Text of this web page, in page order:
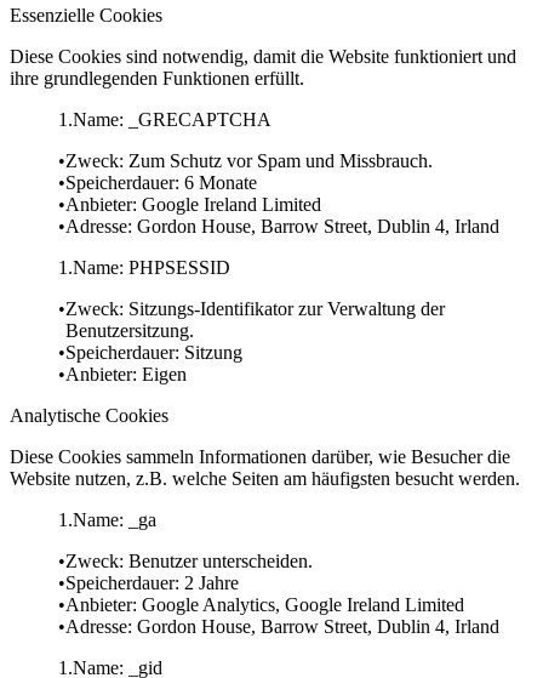
Essenzielle Cookies
Diese Cookies sind notwendig, damit die Website funktioniert und
ihre grundlegenden Funktionen erfüllt.
Name: _GRECAPTCHA
Zweck: Zum Schutz vor Spam und Missbrauch.
Speicherdauer: 6 Monate
Anbieter: Google Ireland Limited
Adresse: Gordon House, Barrow Street, Dublin 4, Irland
Name: PHPSESSID
Zweck: Sitzungs-Identifikator zur Verwaltung der
Benutzersitzung.
Speicherdauer: Sitzung
Anbieter: Eigen
Analytische Cookies
Diese Cookies sammeln Informationen darüber, wie Besucher die
Website nutzen, z.B. welche Seiten am häufigsten besucht werden.
Name: _ga
Zweck: Benutzer unterscheiden.
Speicherdauer: 2 Jahre
Anbieter: Google Analytics, Google Ireland Limited
Adresse: Gordon House, Barrow Street, Dublin 4, Irland
Name: _gid